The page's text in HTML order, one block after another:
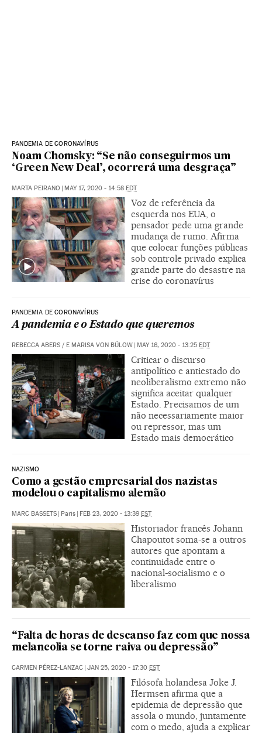
PANDEMIA DE CORONAVÍRUS
Noam Chomsky: “Se não conseguirmos um
‘Green New Deal’, ocorrerá uma desgraça”
MARTA PEIRANO | MAY 17, 2020 - 14:58 EDT
Voz de referência da
esquerda nos EUA, o
pensador pede uma grande
mudança de rumo. Afirma
que colocar funções públicas
sob controle privado explica
grande parte do desastre na
crise do coronavírus
PANDEMIA DE CORONAVÍRUS
A pandemia e o Estado que queremos
REBECCA ABERS / E MARISA VON BÜLOW | MAY 16, 2020 - 13:25 EDT
Criticar o discurso
antipolítico e antiestado do
neoliberalismo extremo não
significa aceitar qualquer
Estado. Precisamos de um
não necessariamente maior
ou repressor, mas um
Estado mais democrático
NAZISMO
Como a gestão empresarial dos nazistas
modelou o capitalismo alemão
MARC BASSETS | Paris | FEB 23, 2020 - 13:39 EST
Historiador francês Johann
Chapoutot soma-se a outros
autores que apontam a
continuidade entre o
nacional-socialismo e o
liberalismo
“Falta de horas de descanso faz com que nossa
melancolia se torne raiva ou depressão”
CARMEN PÉREZ-LANZAC | JAN 25, 2020 - 17:30 EST
Filósofa holandesa Joke J.
Hermsen afirma que a
epidemia de depressão que
assola o mundo, juntamente
com o medo, ajuda a explicar